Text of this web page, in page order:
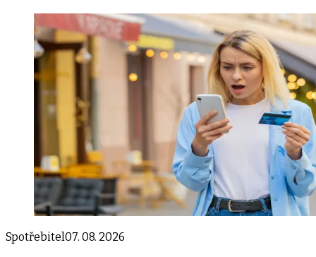
Spotřebitel07. 08. 2026